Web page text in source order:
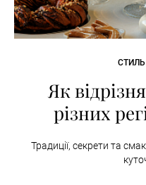
Як
різних
Традиції, секрети та